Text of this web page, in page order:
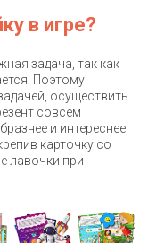
в игре?
задача, так как
Поэтому
осуществить
совсем
и интереснее
карточку со
лавочки при